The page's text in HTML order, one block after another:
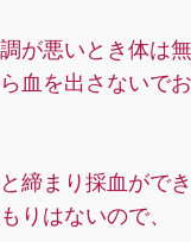
が悪いとき体は
血を出さないで
締まり採血がで
りはないので、